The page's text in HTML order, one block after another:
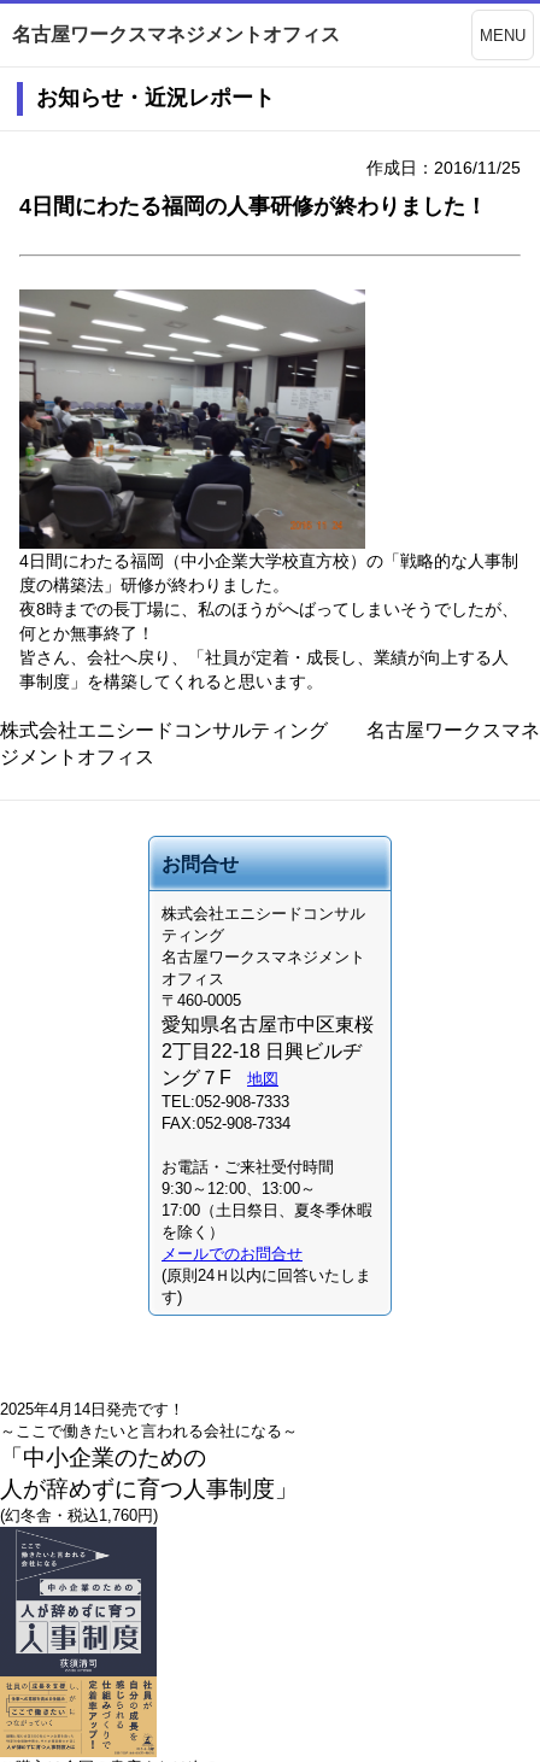
名古屋ワークスマネジメントオフィス MENU
お知らせ・近況レポート
作成日：2016/11/25
4日間にわたる福岡の人事研修が終わりました！
4日間にわたる福岡（中小企業大学校直方校）の「戦略的な人事制
度の構築法」研修が終わりました。
夜8時までの長丁場に、私のほうがへばってしまいそうでしたが、
何とか無事終了！
皆さん、会社へ戻り、「社員が定着・成長し、業績が向上する人
事制度」を構築してくれると思います。
株式会社エニシードコンサルティング 名古屋ワークスマネ
ジメントオフィス
お問合せ
株式会社エニシードコンサル
ティング
名古屋ワークスマネジメント
オフィス
〒460-0005
愛知県名古屋市中区東桜
2丁目22-18 日興ビルヂ
ング７F
地図
TEL:052-908-7333
FAX:052-908-7334
お電話・ご来社受付時間
9:30～12:00、13:00～
17:00（土日祭日、夏冬季休暇
を除く）
メールでのお問合せ
(原則24Ｈ以内に回答いたしま
す)
2025年4月14日発売です！
～ここで働きたいと言われる会社になる～
「中小企業のための
人が辞めずに育つ人事制度」
(幻冬舎・税込1,760円)